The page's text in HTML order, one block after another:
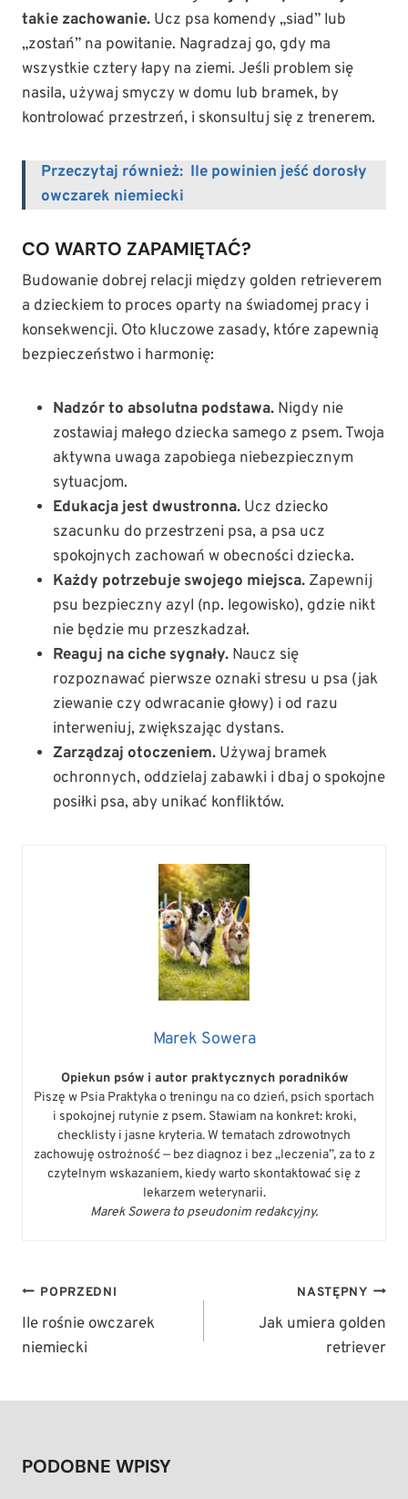
takie zachowanie. Ucz psa komendy „siad” lub
„zostań” na powitanie. Nagradzaj go, gdy ma
wszystkie cztery łapy na ziemi. Jeśli problem się
nasila, używaj smyczy w domu lub bramek, by
kontrolować przestrzeń, i skonsultuj się z trenerem.
Przeczytaj również: Ile powinien jeść dorosły
owczarek niemiecki
CO WARTO ZAPAMIĘTAĆ?
Budowanie dobrej relacji między golden retrieverem
a dzieckiem to proces oparty na świadomej pracy i
konsekwencji. Oto kluczowe zasady, które zapewnią
bezpieczeństwo i harmonię:
Nadzór to absolutna podstawa. Nigdy nie
zostawiaj małego dziecka samego z psem. Twoja
aktywna uwaga zapobiega niebezpiecznym
sytuacjom.
Edukacja jest dwustronna. Ucz dziecko
szacunku do przestrzeni psa, a psa ucz
spokojnych zachowań w obecności dziecka.
Każdy potrzebuje swojego miejsca. Zapewnij
psu bezpieczny azyl (np. legowisko), gdzie nikt
nie będzie mu przeszkadzał.
Reaguj na ciche sygnały. Naucz się
rozpoznawać pierwsze oznaki stresu u psa (jak
ziewanie czy odwracanie głowy) i od razu
interweniuj, zwiększając dystans.
Zarządzaj otoczeniem. Używaj bramek
ochronnych, oddzielaj zabawki i dbaj o spokojne
posiłki psa, aby unikać konfliktów.
Marek Sowera
Opiekun psów i autor praktycznych poradników
Piszę w Psia Praktyka o treningu na co dzień, psich sportach
i spokojnej rutynie z psem. Stawiam na konkret: kroki,
checklisty i jasne kryteria. W tematach zdrowotnych
zachowuję ostrożność — bez diagnoz i bez „leczenia”, za to z
czytelnym wskazaniem, kiedy warto skontaktować się z
lekarzem weterynarii.
Marek Sowera to pseudonim redakcyjny.
NAWIGACJA
WPISU
POPRZEDNI
Ile rośnie owczarek
niemiecki
NASTĘPNY
Jak umiera golden
retriever
PODOBNE WPISY